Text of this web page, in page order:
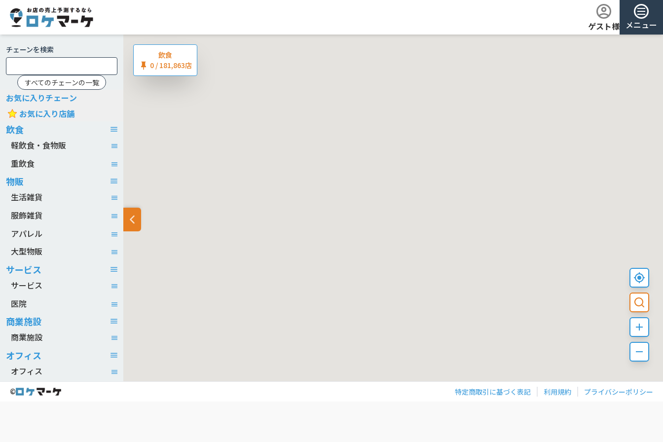
ゲスト様 メニュー
チェーンを検索
すべてのチェーンの一覧
お気に入りチェーン
お気に入り店舗
飲食
軽飲食・食物販
重飲食
物販
生活雑貨
服飾雑貨
アパレル
大型物販
サービス
サービス
医院
商業施設
商業施設
オフィス
オフィス
飲食
0 / 181,863店
© 特定商取引に基づく表記 利用規約 プライバシーポリシー